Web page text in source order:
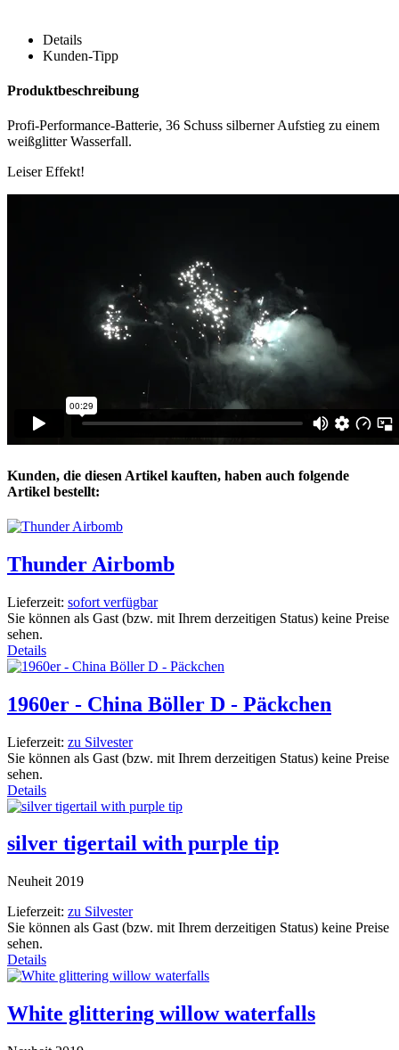
Details
Kunden-Tipp
Produktbeschreibung
Profi-Performance-Batterie, 36 Schuss silberner Aufstieg zu einem
weißglitter Wasserfall.
Leiser Effekt!
Kunden, die diesen Artikel kauften, haben auch folgende
Artikel bestellt:
Thunder Airbomb
Lieferzeit: sofort verfügbar
Sie können als Gast (bzw. mit Ihrem derzeitigen Status) keine Preise
sehen.
Details
1960er - China Böller D - Päckchen
Lieferzeit: zu Silvester
Sie können als Gast (bzw. mit Ihrem derzeitigen Status) keine Preise
sehen.
Details
silver tigertail with purple tip
Neuheit 2019
Lieferzeit: zu Silvester
Sie können als Gast (bzw. mit Ihrem derzeitigen Status) keine Preise
sehen.
Details
White glittering willow waterfalls